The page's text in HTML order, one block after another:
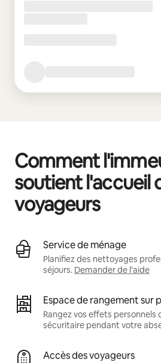
Comment
soutient l'accueil
voyageurs
Service de ménage
Planifiez des nettoyages
séjours. Demander de l'aide
Espace de rangement sur
Rangez vos effets personnels
sécuritaire pendant votre
Accès des voyageurs